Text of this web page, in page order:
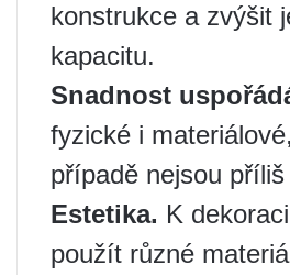
konstrukce a zvýšit
kapacitu.
Snadnost
fyzické i
případě nejsou
Estetika. K
použít různé